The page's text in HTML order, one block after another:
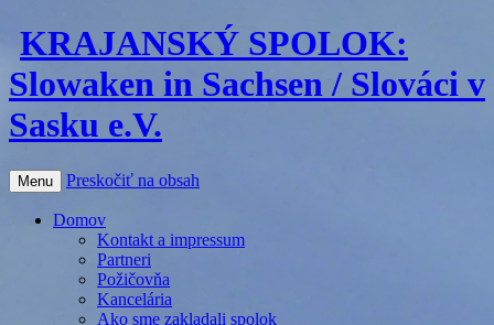
KRAJANSKÝ SPOLOK:
Slowaken in Sachsen / Slováci v
Sasku e.V.
Menu Preskočiť na obsah
Domov
Kontakt a impressum
Partneri
Požičovňa
Kancelária
Ako sme zakladali spolok